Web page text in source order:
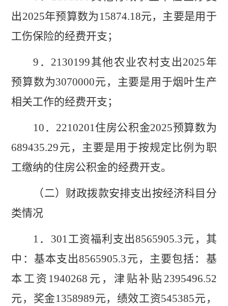
出2025年预算数为 15874.18元， 主要是用于
工伤保险的经费开支；
9 ． 2130199其他农业农村支出2025年
预算数为3070000元，主要是用于烟叶生产
相关工作的经费开支；
10 ． 2210201 住房公积金2025预算数为
689435.29元， 主要是用于按规定比例为职
工缴纳的住房公积金的经费开支。
（二）财政拨款安排支出按经济科目分
类情况
1 ． 301 工资福利支出8565905.3元，其
中：基本支出8565905.3元，主要包括：基
本工资 1940268 元，津贴补贴 2395496.52
元 ，奖金1358989元，绩效工资545385元，